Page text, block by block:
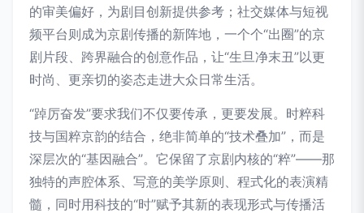
的审美偏好，为剧目创新提供参考；社交媒体与短视
频平台则成为京剧传播的新阵地，一个个“出圈”的京
剧片段、跨界融合的创意作品，让“生旦净末丑”以更
时尚、更亲切的姿态走进大众日常生活。
“踔厉奋发”要求我们不仅要传承，更要发展。时粹科
技与国粹京韵的结合，绝非简单的“技术叠加”，而是
深层次的“基因融合”。它保留了京剧内核的“粹”——那
独特的声腔体系、写意的美学原则、程式化的表演精
髓，同时用科技的“时”赋予其新的表现形式与传播活